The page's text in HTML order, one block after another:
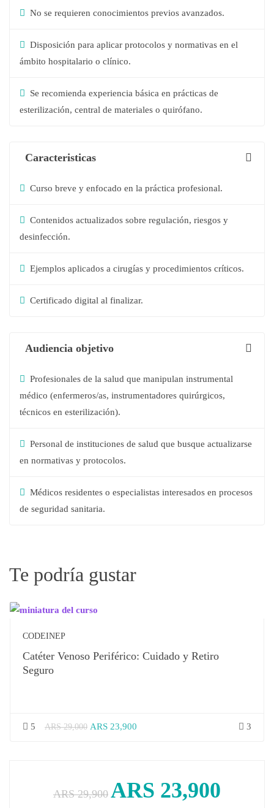
No se requieren conocimientos previos avanzados.
Disposición para aplicar protocolos y normativas en el
ámbito hospitalario o clínico.
Se recomienda experiencia básica en prácticas de
esterilización, central de materiales o quirófano.
Caracteristicas
Curso breve y enfocado en la práctica profesional.
Contenidos actualizados sobre regulación, riesgos y
desinfección.
Ejemplos aplicados a cirugías y procedimientos críticos.
Certificado digital al finalizar.
Audiencia objetivo
Profesionales de la salud que manipulan instrumental
médico (enfermeros/as, instrumentadores quirúrgicos,
técnicos en esterilización).
Personal de instituciones de salud que busque actualizarse
en normativas y protocolos.
Médicos residentes o especialistas interesados en procesos
de seguridad sanitaria.
Te podría gustar
CODEINEP
Catéter Venoso Periférico: Cuidado y Retiro
Seguro
5 3
ARS 29,000 ARS 23,900
ARS 29,900 ARS 23,900